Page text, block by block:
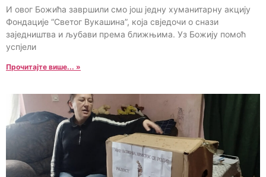
И овог Божића завршили смо још једну хуманитарну акцију
Фондације “Светог Вукашина”, која свједочи о снази
заједништва и љубави према ближњима. Уз Божију помоћ
успјели
Прочитајте више... »